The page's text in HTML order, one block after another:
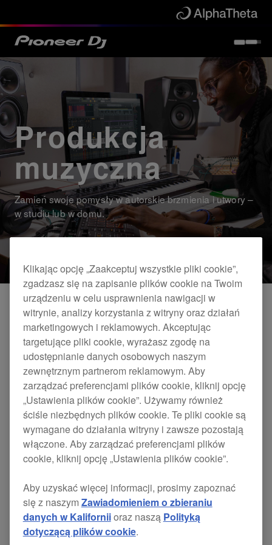
Produkcja
muzyczna
Zamień swoje pomysły w autorskie brzmienia i utwory –
w studiu lub w domu.
Filtruj według kategorii
Wybierz kategorię
Monitory studyjne
Produkcja muzyczna
Oprogramowanie
Zastosuj
Wyników Sortowanie
Produkcja muzyczna
SLAB /$329
Produkcja muzyczna
Monitory studyjne
VM-70/$279
Monitory studyjne
VM-80/$349
VM-50/$209
TORAIZ SQUID/$659
Klikając opcję „Zaakceptuj wszystkie pliki cookie”,
zgadzasz się na zapisanie plików cookie na Twoim
urządzeniu w celu usprawnienia nawigacji w
witrynie, analizy korzystania z witryny oraz działań
marketingowych i reklamowych. Akceptując
targetujące pliki cookie, wyrażasz zgodę na
udostępnianie danych osobowych naszym
zewnętrznym partnerom reklamowym. Aby
zarządzać preferencjami plików cookie, kliknij opcję
„Ustawienia plików cookie”. Używamy również
ściśle niezbędnych plików cookie. Te pliki cookie są
wymagane do działania witryny i zawsze pozostają
włączone. Aby zarządzać preferencjami plików
cookie, kliknij opcję „Ustawienia plików cookie”.
Aby uzyskać więcej informacji, prosimy zapoznać
się z naszym Zawiadomieniem o zbieraniu
danych w Kaliforniioraz naszą Polityką
dotyczącą plików cookie.